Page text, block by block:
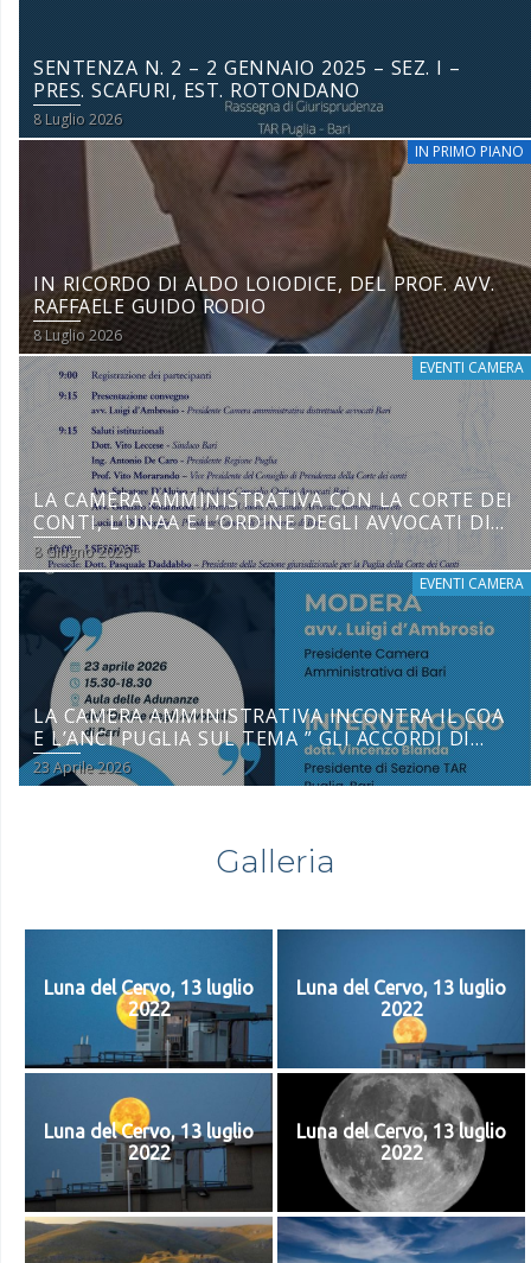
SENTENZA N. 2 – 2 GENNAIO 2025 – SEZ. I –
PRES. SCAFURI, EST. ROTONDANO
8 Luglio 2026
IN PRIMO PIANO
IN RICORDO DI ALDO LOIODICE, DEL PROF. AVV.
RAFFAELE GUIDO RODIO
8 Luglio 2026
EVENTI CAMERA
LA CAMERA AMMINISTRATIVA CON LA CORTE DEI
CONTI, L’UNAA E L’ORDINE DEGLI AVVOCATI DI
BARI SU “LA NUOVA RESPONSABILITÀ
AMMINISTRATIVA”
8 Giugno 2026
EVENTI CAMERA
LA CAMERA AMMINISTRATIVA INCONTRA IL COA
E L’ANCI PUGLIA SUL TEMA ” GLI ACCORDI DI
COLLABORAZIONE NEL CODICE DEI CONTRATTI
PUBBLICI” – 23 APRILE 2026
23 Aprile 2026
Galleria
Luna del Cervo, 13 luglio
2022
Luna del Cervo, 13 luglio
2022
Luna del Cervo, 13 luglio
2022
Luna del Cervo, 13 luglio
2022